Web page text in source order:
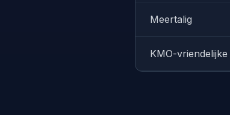
Meertalig
KMO-